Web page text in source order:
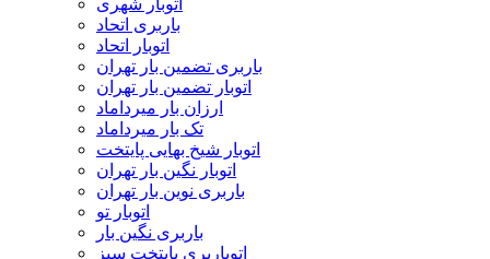
اتوبار شهری
باربری اتحاد
اتوبار اتحاد
باربری تضمین بار تهران
اتوبار تضمین بار تهران
ارزان بار میرداماد
تک بار میرداماد
اتوبار شیخ بهایی پایتخت
اتوبار نگین بار تهران
باربری نوین بار تهران
اتوبار تو
باربری نگین بار
اتوباربری پایتخت سبز